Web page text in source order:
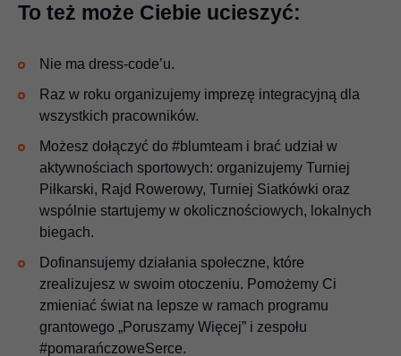
To też może Ciebie ucieszyć:
Nie ma dress-code’u.
Raz w roku organizujemy imprezę integracyjną dla
wszystkich pracowników.
Możesz dołączyć do #blumteam i brać udział w
aktywnościach sportowych: organizujemy Turniej
Piłkarski, Rajd Rowerowy, Turniej Siatkówki oraz
wspólnie startujemy w okolicznościowych, lokalnych
biegach.
Dofinansujemy działania społeczne, które
zrealizujesz w swoim otoczeniu. Pomożemy Ci
zmieniać świat na lepsze w ramach programu
grantowego „Poruszamy Więcej” i zespołu
#pomarańczoweSerce.